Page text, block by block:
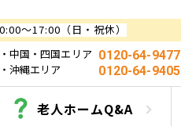
～17:00（日・祝休）
中国・四国エリア 0120-64-9477
沖縄エリア 0120-64-9405
老人ホームQ&A
やま館